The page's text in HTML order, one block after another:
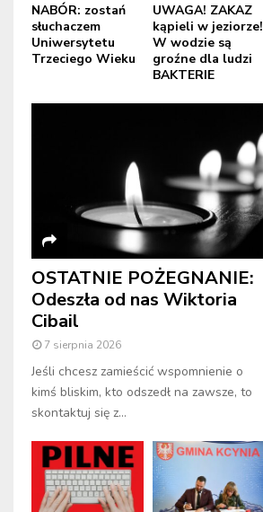
NABÓR: zostań
słuchaczem
Uniwersytetu
Trzeciego Wieku
UWAGA! ZAKAZ
kąpieli w jeziorze!
W wodzie są
groźne dla ludzi
BAKTERIE
OSTATNIE POŻEGNANIE:
Odeszła od nas Wiktoria
Cibail
7 sierpnia 2026
Jeśli chcesz zamieścić wspomnienie o
kimś bliskim, kto odszedł na zawsze, to
skontaktuj się z...